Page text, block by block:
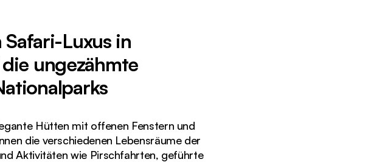
Luxus in
ungezähmte
Hütten mit offenen Fenstern und
die verschiedenen Lebensräume der
Aktivitäten wie Pirschfahrten, geführte